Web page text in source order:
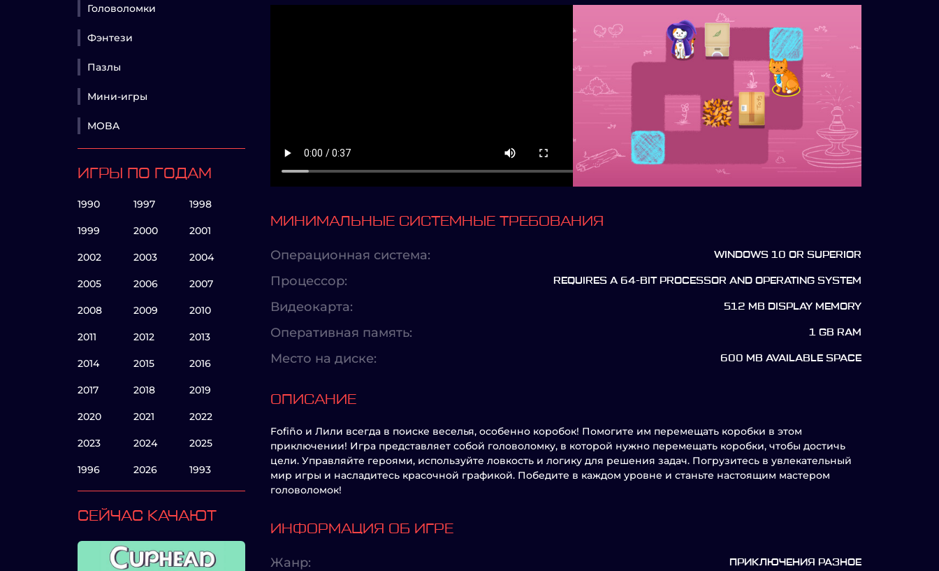
Головоломки
Фэнтези
Пазлы
Мини-игры
MOBA
ИГРЫ ПО ГОДАМ
1990 1997 1998
1999 2000 2001
2002 2003 2004
2005 2006 2007
2008 2009 2010
2011 2012 2013
2014 2015 2016
2017 2018 2019
2020 2021 2022
2023 2024 2025
1996 2026 1993
СЕЙЧАС КАЧАЮТ
МИНИМАЛЬНЫЕ СИСТЕМНЫЕ ТРЕБОВАНИЯ
Операционная система: WINDOWS 10 OR SUPERIOR
Процессор: REQUIRES A 64-BIT PROCESSOR AND OPERATING SYSTEM
Видеокарта: 512 MB DISPLAY MEMORY
Оперативная память: 1 GB RAM
Место на диске: 600 MB AVAILABLE SPACE
ОПИСАНИЕ
Fofiño и Лили всегда в поиске веселья, особенно коробок! Помогите им перемещать коробки в этом
приключении! Игра представляет собой головоломку, в которой нужно перемещать коробки, чтобы достичь
цели. Управляйте героями, используйте ловкость и логику для решения задач. Погрузитесь в увлекательный
мир игры и насладитесь красочной графикой. Победите в каждом уровне и станьте настоящим мастером
головоломок!
ИНФОРМАЦИЯ ОБ ИГРЕ
Жанр: ПРИКЛЮЧЕНИЯ РАЗНОЕ